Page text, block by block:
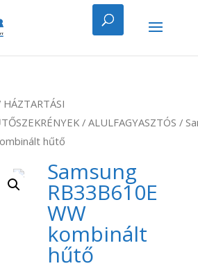
HÁZTARTÁSI
/ ALULFAGYASZTÓS /
hűtő
Samsung
RB33B610E
WW
kombinált
hűtő